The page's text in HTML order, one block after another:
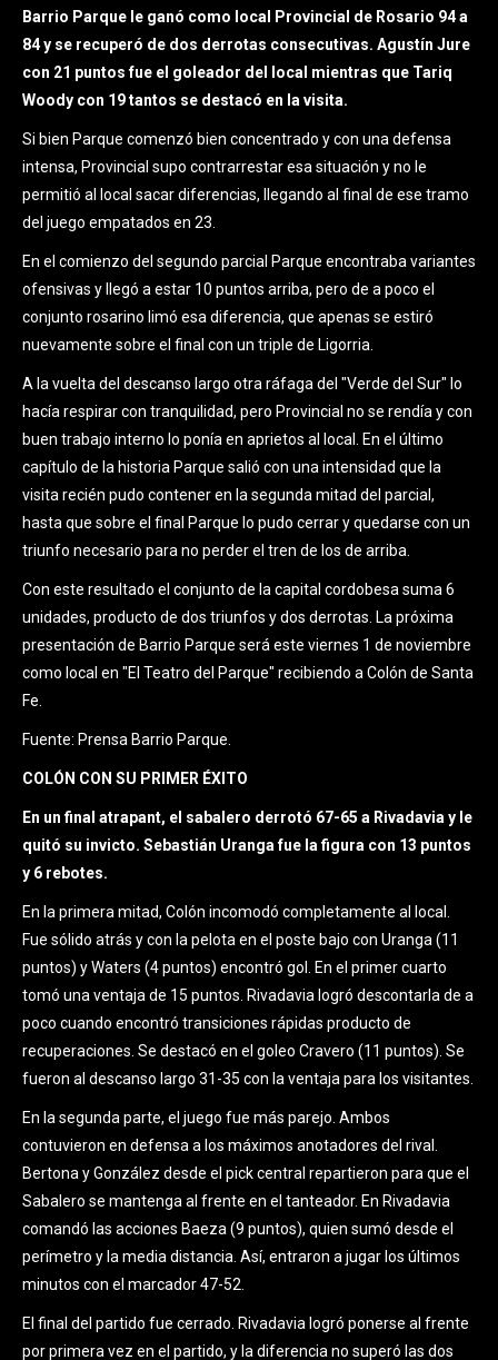
Barrio Parque le ganó como local Provincial de Rosario 94 a
84 y se recuperó de dos derrotas consecutivas. Agustín Jure
con 21 puntos fue el goleador del local mientras que Tariq
Woody con 19 tantos se destacó en la visita.
Si bien Parque comenzó bien concentrado y con una defensa
intensa, Provincial supo contrarrestar esa situación y no le
permitió al local sacar diferencias, llegando al final de ese tramo
del juego empatados en 23.
En el comienzo del segundo parcial Parque encontraba variantes
ofensivas y llegó a estar 10 puntos arriba, pero de a poco el
conjunto rosarino limó esa diferencia, que apenas se estiró
nuevamente sobre el final con un triple de Ligorria.
A la vuelta del descanso largo otra ráfaga del "Verde del Sur" lo
hacía respirar con tranquilidad, pero Provincial no se rendía y con
buen trabajo interno lo ponía en aprietos al local. En el último
capítulo de la historia Parque salió con una intensidad que la
visita recién pudo contener en la segunda mitad del parcial,
hasta que sobre el final Parque lo pudo cerrar y quedarse con un
triunfo necesario para no perder el tren de los de arriba.
Con este resultado el conjunto de la capital cordobesa suma 6
unidades, producto de dos triunfos y dos derrotas. La próxima
presentación de Barrio Parque será este viernes 1 de noviembre
como local en "El Teatro del Parque" recibiendo a Colón de Santa
Fe.
Fuente: Prensa Barrio Parque.
COLÓN CON SU PRIMER ÉXITO
En un final atrapant, el sabalero derrotó 67-65 a Rivadavia y le
quitó su invicto. Sebastián Uranga fue la figura con 13 puntos
y 6 rebotes.
En la primera mitad, Colón incomodó completamente al local.
Fue sólido atrás y con la pelota en el poste bajo con Uranga (11
puntos) y Waters (4 puntos) encontró gol. En el primer cuarto
tomó una ventaja de 15 puntos. Rivadavia logró descontarla de a
poco cuando encontró transiciones rápidas producto de
recuperaciones. Se destacó en el goleo Cravero (11 puntos). Se
fueron al descanso largo 31-35 con la ventaja para los visitantes.
En la segunda parte, el juego fue más parejo. Ambos
contuvieron en defensa a los máximos anotadores del rival.
Bertona y González desde el pick central repartieron para que el
Sabalero se mantenga al frente en el tanteador. En Rivadavia
comandó las acciones Baeza (9 puntos), quien sumó desde el
perímetro y la media distancia. Así, entraron a jugar los últimos
minutos con el marcador 47-52.
El final del partido fue cerrado. Rivadavia logró ponerse al frente
por primera vez en el partido, y la diferencia no superó las dos